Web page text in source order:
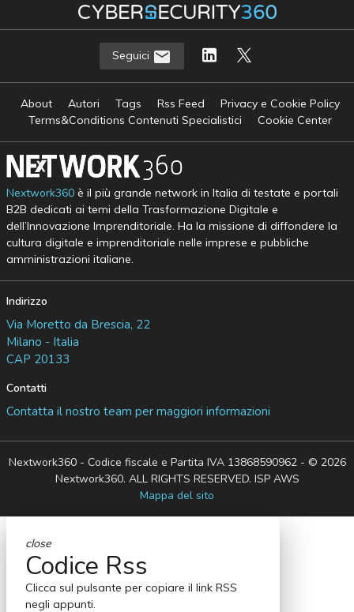
Seguici
About Autori Tags Rss Feed
Privacy e Cookie Policy
Terms&Conditions Contenuti Specialistici
Cookie Center
Nextwork360è il più grande network in Italia di testate e portali
B2B dedicati ai temi della Trasformazione Digitale e
dell’Innovazione Imprenditoriale. Ha la missione di diffondere la
cultura digitale e imprenditoriale nelle imprese e pubbliche
amministrazioni italiane.
Indirizzo
Via Moretto da Brescia, 22
Milano - Italia
CAP 20133
Contatti
Contatta il nostro team per maggiori informazioni
Nextwork360 - Codice fiscale e Partita IVA 13868590962 - © 2026
Nextwork360. ALL RIGHTS RESERVED. ISP AWS
Mappa del sito
close
Codice Rss
Clicca sul pulsante per copiare il link RSS
negli appunti.